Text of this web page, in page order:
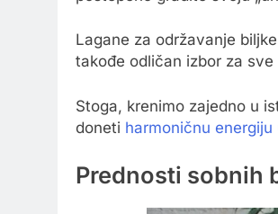
Lagane za održavanje
takođe odličan izbor za
Stoga, krenimo zajedno u
doneti harmoničnu energiju
Prednosti sobnih